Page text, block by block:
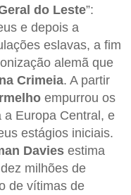
do Leste”:
e depois a
eslavas, a fim
alemã que
Crimeia. A partir
empurrou os
a Europa Central, e
estágios iniciais.
Davies estima
milhões de
de vítimas de